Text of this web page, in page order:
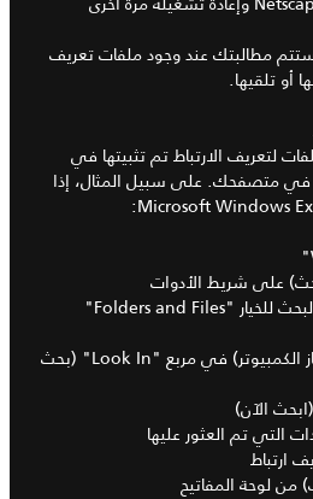
ستتم مطالبتك عند وجود ملفات تعريف
أو تلقيها.
لتعريف الارتباط تم تثبيتها في
في متصفحك. على سبيل المثال، إذا
اكتب "cookie" في مربع البحث للخيار "Folders and Files"
حدد "My Computer" (جهاز الكمبيوتر) في مربع "Look In" (بحث
التي تم العثور عليها
ارتباط